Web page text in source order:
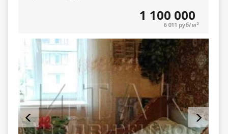
1 100 000
6 011 руб/м 2